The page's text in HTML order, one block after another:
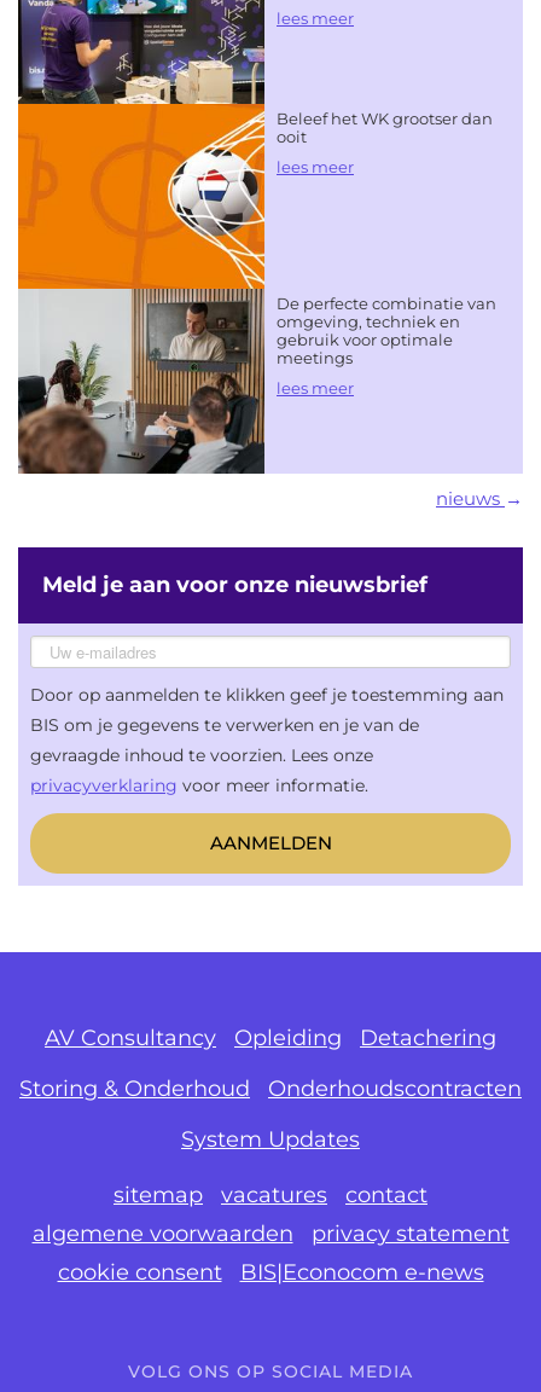
lees meer
Beleef het WK grootser dan
ooit
lees meer
De perfecte combinatie van
omgeving, techniek en
gebruik voor optimale
meetings
lees meer
nieuws
Meld je aan voor onze nieuwsbrief
Door op aanmelden te klikken geef je toestemming aan
BIS om je gegevens te verwerken en je van de
gevraagde inhoud te voorzien. Lees onze
privacyverklaring voor meer informatie.
AV Consultancy Opleiding
Detachering
Storing & Onderhoud
Onderhoudscontracten
System Updates
sitemap vacatures
contact
algemene voorwaarden
privacy statement
cookie consent
BIS|Econocom e-news
VOLG ONS OP SOCIAL MEDIA